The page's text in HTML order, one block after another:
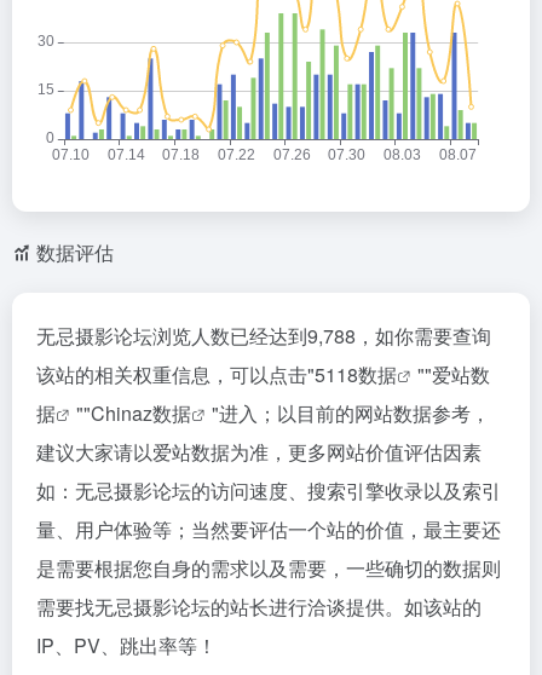
数据评估
无忌摄影论坛浏览人数已经达到9,788，如你需要查询
该站的相关权重信息，可以点击"5118数据 ""爱站数
据
""Chinaz数据
"进入；以目前的网站数据参考，
建议大家请以爱站数据为准，更多网站价值评估因素
如：无忌摄影论坛的访问速度、搜索引擎收录以及索引
量、用户体验等；当然要评估一个站的价值，最主要还
是需要根据您自身的需求以及需要，一些确切的数据则
需要找无忌摄影论坛的站长进行洽谈提供。如该站的
IP、PV、跳出率等！